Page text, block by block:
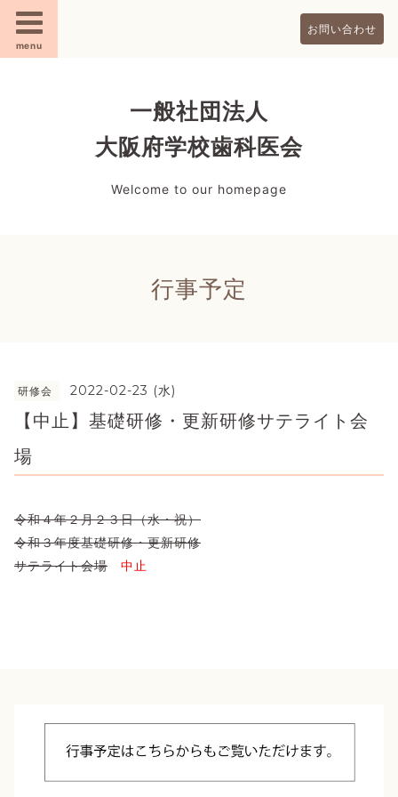
menu
お問い合わせ
一般社団法人
大阪府学校歯科医会
Welcome to our homepage
行事予定
研修会 2022-02-23 (水)
【中止】基礎研修・更新研修サテライト会
場
令和４年２月２３日（水・祝）
令和３年度基礎研修・更新研修
サテライト会場
中止